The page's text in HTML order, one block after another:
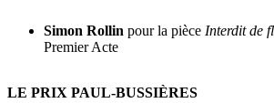
Simon Rollin pour la pièce Interdit de
Premier Acte
LE PRIX PAUL-BUSSIÈRES